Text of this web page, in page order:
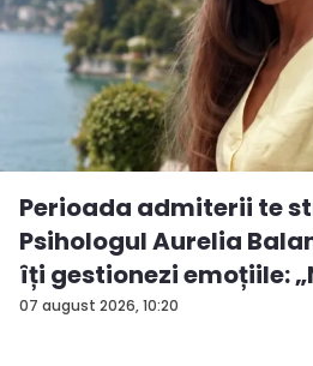
07 august 2026, 10:20
Perioada admiterii te
Psihologul Aurelia
îți gestionezi emoțiile:
rezu...